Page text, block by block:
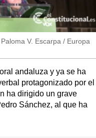
V. Escarpa / Europa
andaluza y ya se ha
protagonizado por el
ha dirigido un grave
Sánchez, al que ha